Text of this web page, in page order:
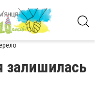
залишилась